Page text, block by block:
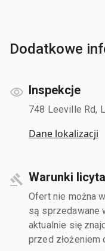
Dodatkowe
Inspekcje
748 Leeville Rd,
Dane lokalizacji
Warunki
Ofert nie można
są sprzedawane
aktualnie się
przed złożeniem